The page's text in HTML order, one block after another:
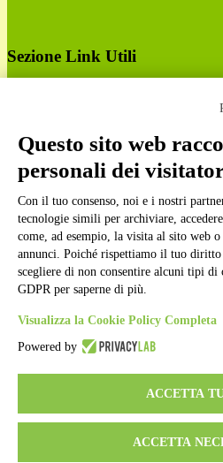
Sezione Link Utili
Ufficio Relazioni con il Pubblico
Dichiarazione di accessibilità
Obiettivi di accessibilità
Gestione consensi cookie
Amministrazione trasparente
Pagina visualizzata
285580volte
Sezione Copyright
Copyright 2026 | Engineered and
Parma S.p.A. | Divisione Publishing
Questo sito web
personali dei
Con il tuo consenso, noi e i nostri
tecnologie simili per archiviare,
come, ad esempio, la visita al sito web
annunci. Poiché rispettiamo il tuo
scegliere di non consentire alcuni tipi di
GDPR per saperne di più.
Visualizza la Cookie Policy Completa
Powered by
ACCETTA
ACCETTA